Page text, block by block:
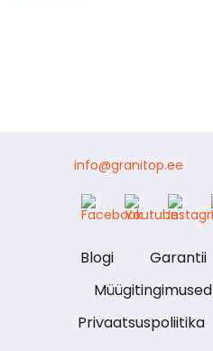
info@granitop.ee
Blogi Garantii
Müügitingimused
Privaatsuspoliitika